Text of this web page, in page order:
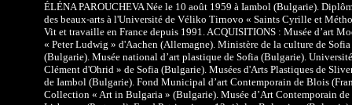
ÉLÉNA PAROUCHEVA Née le 10 août 1959 à Iambol (Bulgarie).
des beaux-arts à l'Université de Véliko Tirnovo « Saints Cyrille et
Vit et travaille en France depuis 1991. ACQUISITIONS : Musée d’art
« Peter Ludwig » d'Aachen (Allemagne). Ministère de la culture de Sofia
(Bulgarie). Musée national d’art plastique de Sofia (Bulgarie).
Clément d'Ohrid » de Sofia (Bulgarie). Musées d'Arts Plastiques de
de Iambol (Bulgarie). Fond Municipal d’art Contemporain de Blois
Collection « Art in Bulgaria » (Bulgarie). Musée d’Art Contemporain de